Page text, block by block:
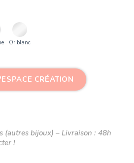
Or blanc
CRÉATION
(autres bijoux) – Livraison : 48h
!